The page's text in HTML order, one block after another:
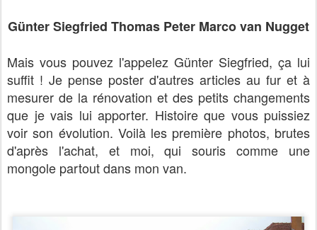
Günter Siegfried Thomas Peter Marco van Nugget
Mais vous pouvez l'appelez Günter Siegfried, ça lui
suffit ! Je pense poster d'autres articles au fur et à
mesurer de la rénovation et des petits changements
que je vais lui apporter. Histoire que vous puissiez
voir son évolution. Voilà les première photos, brutes
d'après l'achat, et moi, qui souris comme une
mongole partout dans mon van.